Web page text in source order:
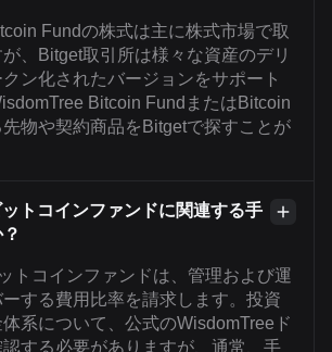
Fundの株式は主に株式市場で取
、Bitget取引所は様々な資産のデリ
ン化されたバージョンをサポート
Bitcoin FundまたはBitcoin
物や契約商品をBitgetで探すことが
トコインファンドに関連する手
トコインファンドは、管理および運
する費用比率を請求します。投資
系について、公式のWisdomTreeド
する必要がありますが、通常、手